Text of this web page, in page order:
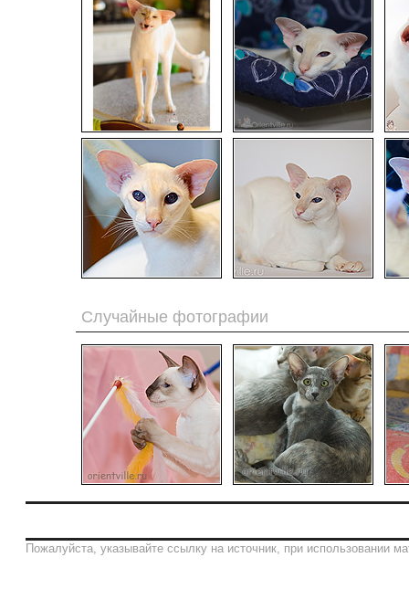
Случайные фотографии
Пожалуйста, указывайте ссылку на источник, при использовании